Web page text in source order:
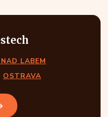
LABEM
OSTRAVA